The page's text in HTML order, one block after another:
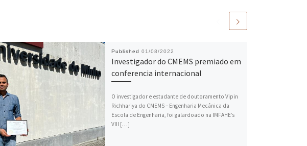
Published 01/08/2022
Investigador do CMEMS premiado em
conferencia internacional
O investigador e estudante de doutoramento Vipin
Richhariya do CMEMS – Engenharia Mecânica da
Escola de Engenharia, foi galardoado na IMFAHE’s
VIII […]